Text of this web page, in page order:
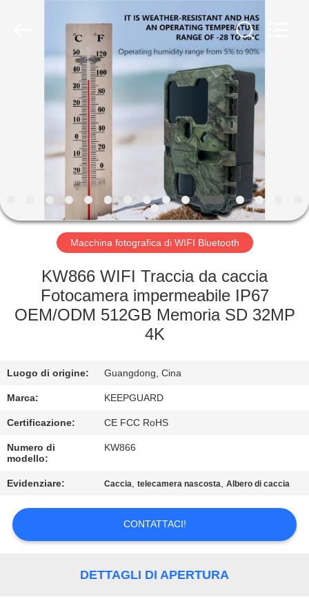
CASA.
PRODOTTI
VIDEO
SU
DI
VISITA
ALLA
CONTROLLO
DELLA
QUALITÀ
CONTATTACI
NOTIZIE
Macchina fotografica di WIFI Bluetooth
KW866 WIFI Traccia da caccia
Fotocamera impermeabile IP67
OEM/ODM 512GB Memoria SD 32MP
4K
Luogo di origine: Guangdong, Cina
Marca: KEEPGUARD
Certificazione: CE FCC RoHS
Numero di
modello:
KW866
Evidenziare: Caccia,telecamera nascosta,Albero di caccia
CONTATTACI!
DETTAGLI DI APERTURA